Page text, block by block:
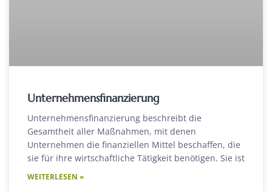
Unternehmensfinanzierung
Unternehmensfinanzierung beschreibt die
Gesamtheit aller Maßnahmen, mit denen
Unternehmen die finanziellen Mittel beschaffen, die
sie für ihre wirtschaftliche Tätigkeit benötigen. Sie ist
WEITERLESEN »